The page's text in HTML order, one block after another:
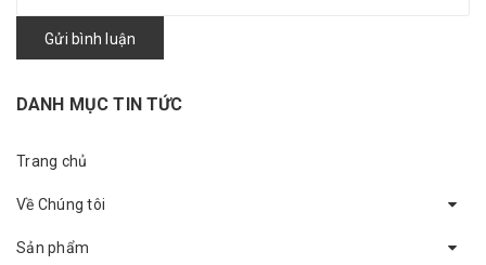
Gửi bình luận
DANH MỤC TIN TỨC
Trang chủ
Về Chúng tôi
Sản phẩm